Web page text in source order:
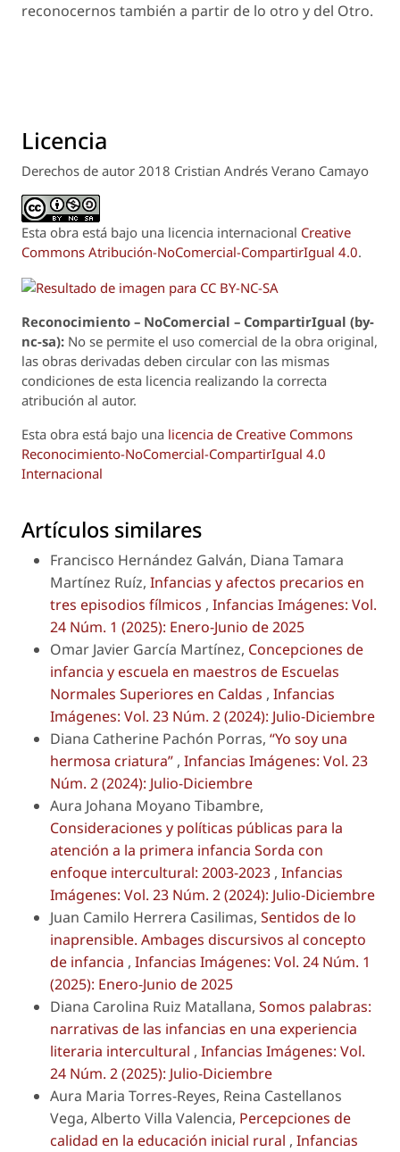
reconocernos también a partir de lo otro y del Otro.
Licencia
Derechos de autor 2018 Cristian Andrés Verano Camayo
Esta obra está bajo una licencia internacional Creative
Commons Atribución-NoComercial-CompartirIgual 4.0.
Reconocimiento – NoComercial – CompartirIgual (by-
nc-sa): No se permite el uso comercial de la obra original,
las obras derivadas deben circular con las mismas
condiciones de esta licencia realizando la correcta
atribución al autor.
Esta obra está bajo una licencia de Creative Commons
Reconocimiento-NoComercial-CompartirIgual 4.0
Internacional
Artículos similares
Francisco Hernández Galván, Diana Tamara
Martínez Ruíz, Infancias y afectos precarios en
tres episodios fílmicos , Infancias Imágenes: Vol.
24 Núm. 1 (2025): Enero-Junio de 2025
Omar Javier García Martínez, Concepciones de
infancia y escuela en maestros de Escuelas
Normales Superiores en Caldas , Infancias
Imágenes: Vol. 23 Núm. 2 (2024): Julio-Diciembre
Diana Catherine Pachón Porras, “Yo soy una
hermosa criatura” , Infancias Imágenes: Vol. 23
Núm. 2 (2024): Julio-Diciembre
Aura Johana Moyano Tibambre,
Consideraciones y políticas públicas para la
atención a la primera infancia Sorda con
enfoque intercultural: 2003-2023 , Infancias
Imágenes: Vol. 23 Núm. 2 (2024): Julio-Diciembre
Juan Camilo Herrera Casilimas, Sentidos de lo
inaprensible. Ambages discursivos al concepto
de infancia , Infancias Imágenes: Vol. 24 Núm. 1
(2025): Enero-Junio de 2025
Diana Carolina Ruiz Matallana, Somos palabras:
narrativas de las infancias en una experiencia
literaria intercultural , Infancias Imágenes: Vol.
24 Núm. 2 (2025): Julio-Diciembre
Aura Maria Torres-Reyes, Reina Castellanos
Vega, Alberto Villa Valencia, Percepciones de
calidad en la educación inicial rural , Infancias